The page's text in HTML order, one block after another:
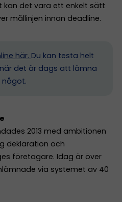
det vara ett enkelt sätt
mållinjen innan deadline.
här. Du kan testa helt
det är dags att lämna
något.
2013 med ambitionen
deklaration och
företagare. Idag är över
via systemet av 40